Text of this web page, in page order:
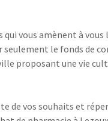
vous amènent à
le fonds de
proposant une vie
de vos souhaits et